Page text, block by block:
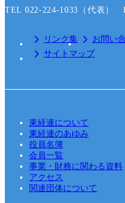
TEL 022-224-1033（代表）
リンク集 お問い
サイトマップ
東経連について
東経連のあゆみ
役員名簿
会員一覧
事業・財務に関わる資料
アクセス
関連団体について